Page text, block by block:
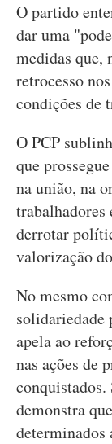
O partido
dar uma
medidas que,
retrocesso
condições de
O PCP
que
na união, na
trabalhadores
derrotar
valorização
No mesmo
solidariedade
apela ao
nas ações de
conquistados.
demonstra
determinados